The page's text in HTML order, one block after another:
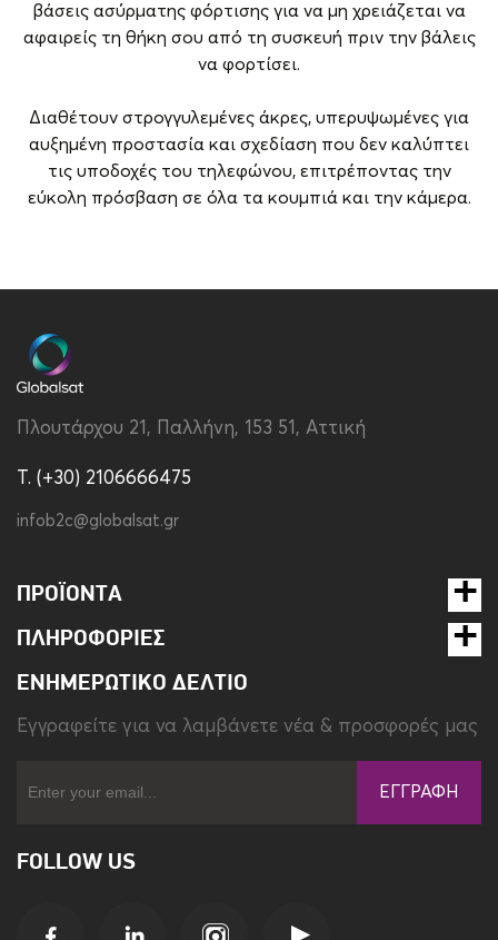
βάσεις ασύρματης φόρτισης για να μη χρειάζεται να
αφαιρείς τη θήκη σου από τη συσκευή πριν την βάλεις
να φορτίσει.
Διαθέτουν στρογγυλεμένες άκρες, υπερυψωμένες για
αυξημένη προστασία και σχεδίαση που δεν καλύπτει
τις υποδοχές του τηλεφώνου, επιτρέποντας την
εύκολη πρόσβαση σε όλα τα κουμπιά και την κάμερα.
Συμβατότητα Apple iPhone 15 Pro
Τύπος
Χρώμα
Πλουτάρχου 21, Παλλήνη, 153 51, Αττική
T. (+30) 2106666475
infob2c@globalsat.gr
ΠΡΟΪΌΝΤΑ
ΠΛΗΡΟΦΟΡΊΕΣ
ΕΝΗΜΕΡΩΤΙΚΌ ΔΕΛΤΊΟ
Eγγραφείτε για να λαμβάνετε νέα & προσφορές μας
ΕΓΓΡΑΦΉ
FOLLOW US